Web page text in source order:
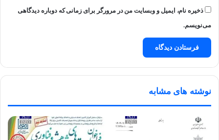
ذخیره نام، ایمیل و وبسایت من در مرورگر برای زمانی که دوباره دیدگاهی
می‌نویسم.
نوشته های مشابه